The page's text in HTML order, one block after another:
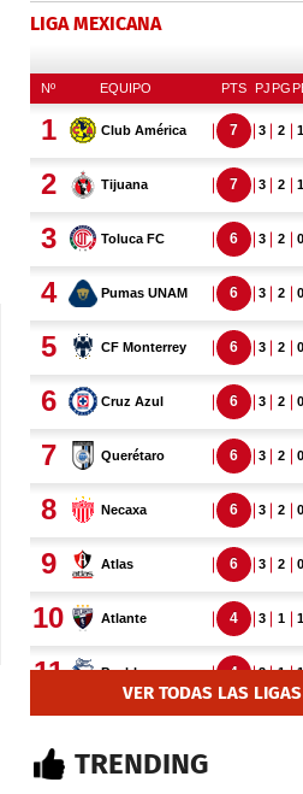
LIGA MEXICANA
VER TODAS LAS LIGAS
TRENDING